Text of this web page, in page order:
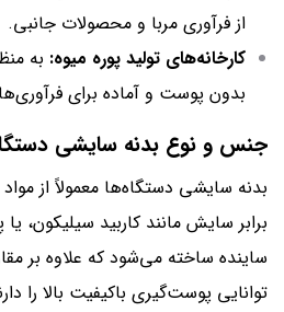
از فرآوری مربا و محصولات جانبی.
کارخانه‌های تولید پوره میوه: به
بدون پوست و آماده برای
جنس و نوع بدنه سایشی
بدنه سایشی دستگاه‌ها معمولاً از
برابر سایش مانند کاربید سیلیکون،
ساینده ساخته می‌شود که علاوه بر
توانایی پوست‌گیری باکیفیت بالا را